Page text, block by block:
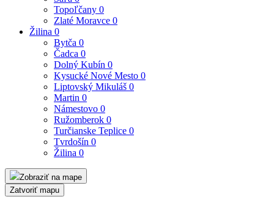
Topoľčany 0
Zlaté Moravce 0
Žilina 0
Bytča 0
Čadca 0
Dolný Kubín 0
Kysucké Nové Mesto 0
Liptovský Mikuláš 0
Martin 0
Námestovo 0
Ružomberok 0
Turčianske Teplice 0
Tvrdošín 0
Žilina 0
Zobraziť na mape
Zatvoriť mapu